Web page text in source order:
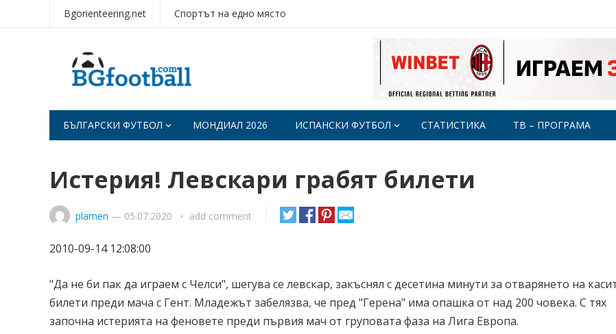
Bgorienteering.net Спортът на едно място
БЪЛГАРСКИ ФУТБОЛ МОНДИАЛ 2026 ИСПАНСКИ ФУТБОЛ СТАТИСТИКА ТВ – ПРОГРАМА
Истерия! Левскари грабят билети
plamen — 05.07.2020 add comment
2010-09-14 12:08:00
"Да не би пак да играем с Челси", шегува се левскар, закъснял с десетина минути за отварянето на
билети преди мача с Гент. Младежът забелязва, че пред "Герена" има опашка от над 200 човека. С тях
започна истерията на феновете преди първия мач от груповата фаза на Лига Европа.